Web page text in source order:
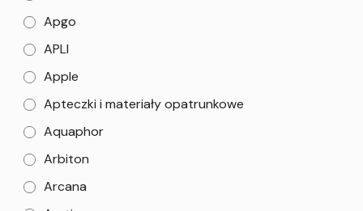
Apgo
APLI
Apple
Apteczki i materiały opatrunkowe
Aquaphor
Arbiton
Arcana